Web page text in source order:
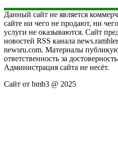
Данный сайт не является
сайте ни чего не продают, ни
услуги не оказываются. Сайт
новостей RSS канала
newsru.com. Материалы
ответственность за
Администрация сайта не несёт.
Сайт от bmb3 @ 2025